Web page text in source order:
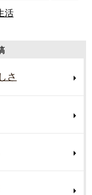
活
さ